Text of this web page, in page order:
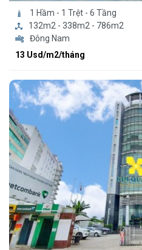
1 Hầm - 1 Trệt - 6 Tầng
132m2 - 338m2 - 786m2
Đông Nam
13 Usd/m2/tháng